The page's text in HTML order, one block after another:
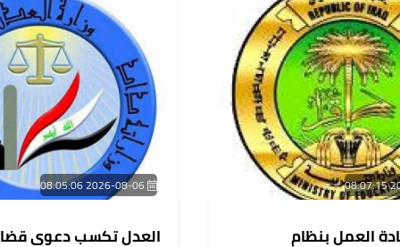
العمل بنظام
2026-08-06 08:05:06
العدل تكسب دعوى